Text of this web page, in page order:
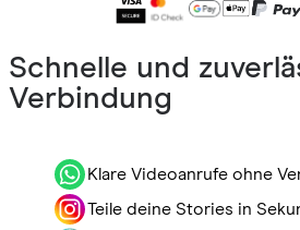
Schnelle und
Verbindung
Klare Videoanrufe ohne
Teile deine Stories in